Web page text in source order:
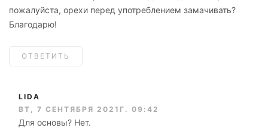
пожалуйста, орехи перед употреблением замачивать?
Благодарю!
ОТВЕТИТЬ
LIDA
ВТ, 7 СЕНТЯБРЯ 2021Г. 09:42
Для основы? Нет.